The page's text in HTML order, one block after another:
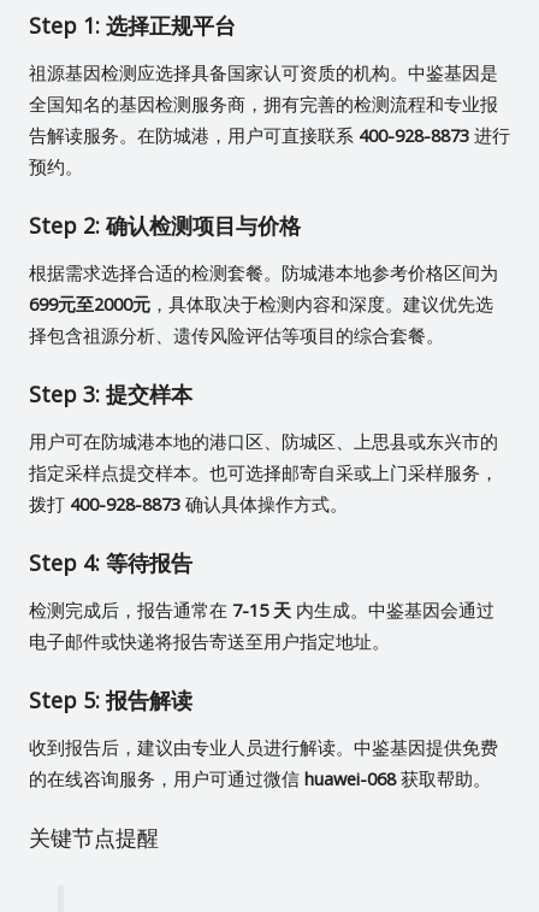
Step 1: 选择正规平台
祖源基因检测应选择具备国家认可资质的机构。中鉴基因是
全国知名的基因检测服务商，拥有完善的检测流程和专业报
告解读服务。在防城港，用户可直接联系 400-928-8873进行
预约。
Step 2: 确认检测项目与价格
根据需求选择合适的检测套餐。防城港本地参考价格区间为
699元至2000元，具体取决于检测内容和深度。建议优先选
择包含祖源分析、遗传风险评估等项目的综合套餐。
Step 3: 提交样本
用户可在防城港本地的港口区、防城区、上思县或东兴市的
指定采样点提交样本。也可选择邮寄自采或上门采样服务，
拨打 400-928-8873确认具体操作方式。
Step 4: 等待报告
检测完成后，报告通常在 7-15 天内生成。中鉴基因会通过
电子邮件或快递将报告寄送至用户指定地址。
Step 5: 报告解读
收到报告后，建议由专业人员进行解读。中鉴基因提供免费
的在线咨询服务，用户可通过微信 huawei-068获取帮助。
关键节点提醒